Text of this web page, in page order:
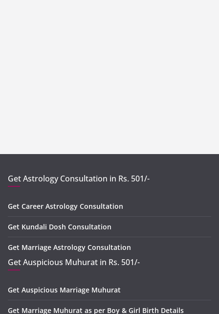
Get Astrology Consultation in Rs. 501/-
Get Career Astrology Consultation
Get Kundali Dosh Consultation
Get Marriage Astrology Consultation
Get Auspicious Muhurat in Rs. 501/-
Get Auspicious Marriage Muhurat
Get Marriage Muhurat as per Boy & Girl Birth Details